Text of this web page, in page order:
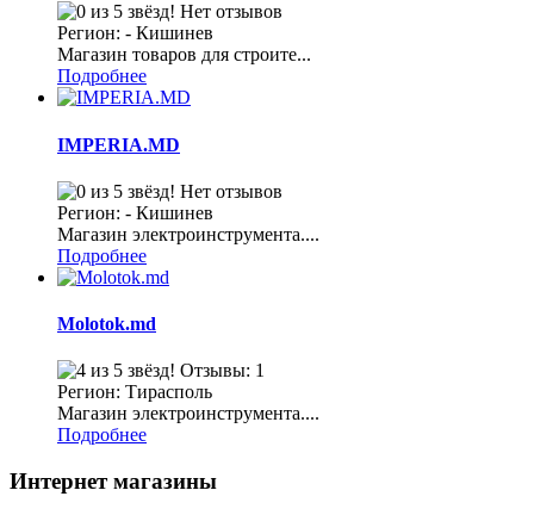
Нет отзывов
Регион: - Кишинев
Магазин товаров для строите...
Подробнее
IMPERIA.MD
Нет отзывов
Регион: - Кишинев
Магазин электроинструмента....
Подробнее
Molotok.md
Отзывы: 1
Регион: Тирасполь
Магазин электроинструмента....
Подробнее
Интернет магазины